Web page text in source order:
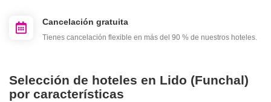
Cancelación gratuita
Tienes cancelación flexible en más del 90 % de nuestros hoteles.
Selección de hoteles en Lido (Funchal)
por características